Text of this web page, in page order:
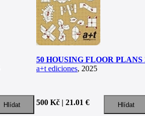
50 HOUSING FLOOR PLANS
a+t ediciones, 2025
500 Kč | 21.01 €